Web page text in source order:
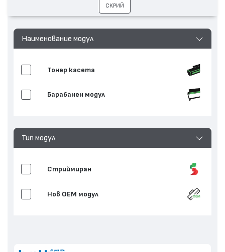
Наименование модул
Тонер касета
Барабанен модул
Тип модул
Стриймиран
Нов ОЕМ модул
СКРИЙ